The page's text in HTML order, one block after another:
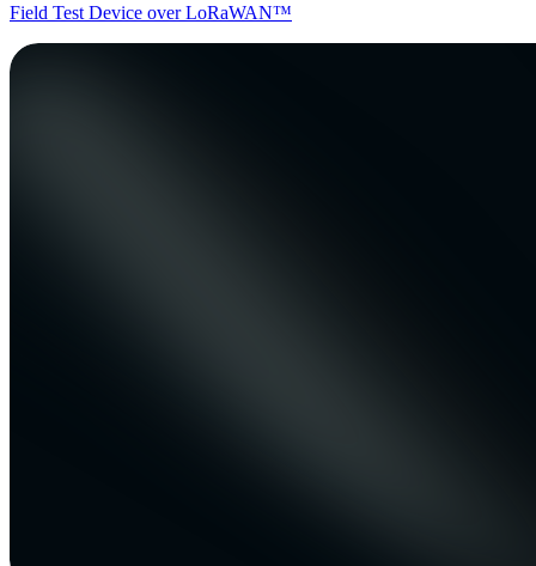
Field Test Device over LoRaWAN™